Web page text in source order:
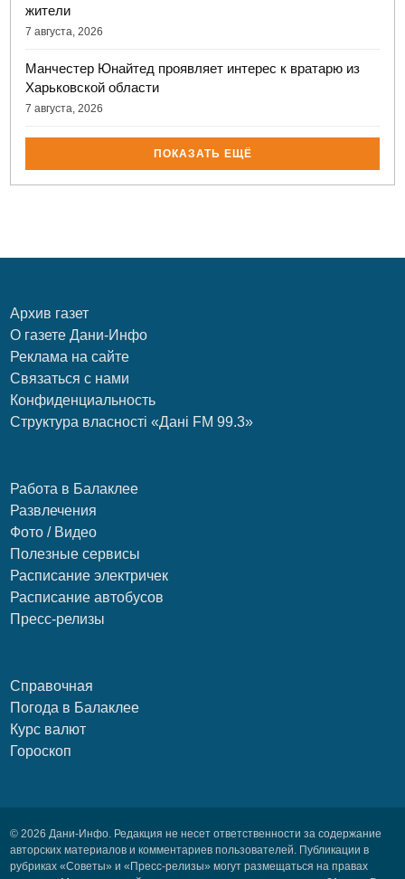
жители
7 августа, 2026
Манчестер Юнайтед проявляет интерес к вратарю из
Харьковской области
7 августа, 2026
ПОКАЗАТЬ ЕЩЁ
Архив газет
О газете Дани-Инфо
Реклама на сайте
Связаться с нами
Конфиденциальность
Структура власності «Дані FM 99.3»
Работа в Балаклее
Развлечения
Фото / Видео
Полезные сервисы
Расписание электричек
Расписание автобусов
Пресс-релизы
Справочная
Погода в Балаклее
Курс валют
Гороскоп
© 2026 Дани-Инфо. Редакция не несет ответственности за содержание
авторских материалов и комментариев пользователей. Публикации в
рубриках «Советы» и «Пресс-релизы» могут размещаться на правах